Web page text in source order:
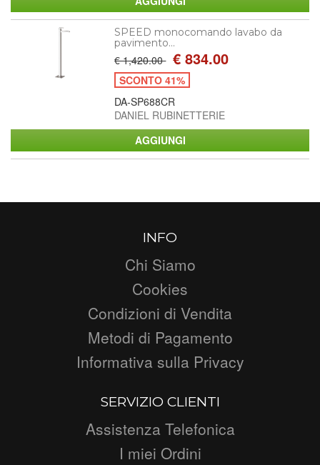
SPEED monocomando lavabo da
pavimento...
€ 1,420.00 € 834.00
SCONTO 41%
DA-SP688CR
DANIEL RUBINETTERIE
INFO
Chi Siamo
Cookies
Condizioni di Vendita
Metodi di Pagamento
Informativa sulla Privacy
SERVIZIO CLIENTI
Assistenza Telefonica
I miei Ordini